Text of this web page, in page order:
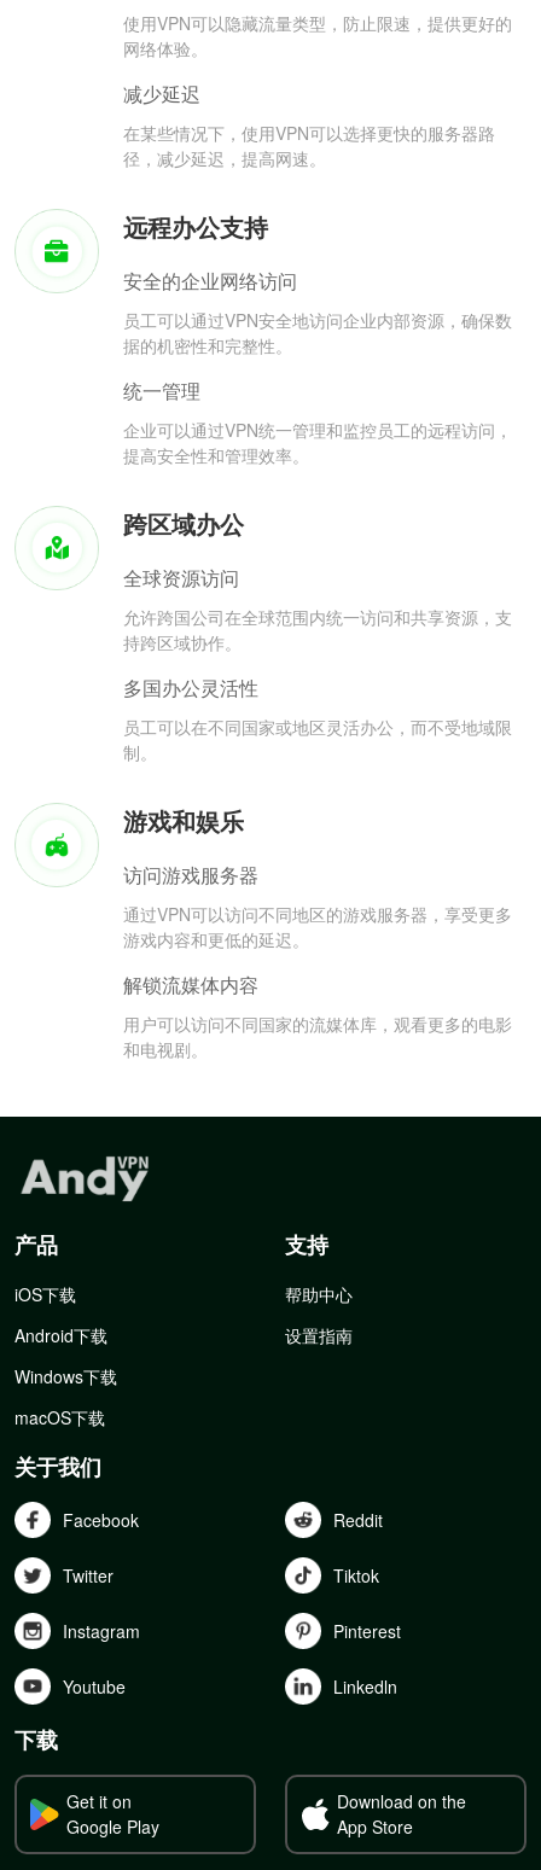
使用VPN可以隐藏流量类型，防止限速，提供更好的
网络体验。
减少延迟
在某些情况下，使用VPN可以选择更快的服务器路
径，减少延迟，提高网速。
远程办公支持
安全的企业网络访问
员工可以通过VPN安全地访问企业内部资源，确保数
据的机密性和完整性。
统一管理
企业可以通过VPN统一管理和监控员工的远程访问，
提高安全性和管理效率。
跨区域办公
全球资源访问
允许跨国公司在全球范围内统一访问和共享资源，支
持跨区域协作。
多国办公灵活性
员工可以在不同国家或地区灵活办公，而不受地域限
制。
游戏和娱乐
访问游戏服务器
通过VPN可以访问不同地区的游戏服务器，享受更多
游戏内容和更低的延迟。
解锁流媒体内容
用户可以访问不同国家的流媒体库，观看更多的电影
和电视剧。
产品
iOS下载
Android下载
Windows下载
macOS下载
支持
帮助中心
设置指南
关于我们
Facebook Reddit
Twitter Tiktok
Instagram Pinterest
Youtube Linkedln
下载
Get it on
Google Play
Download on the
App Store